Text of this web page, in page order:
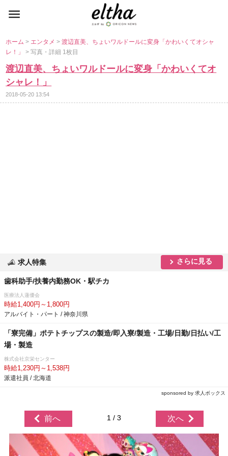
ホーム> エンタメ>渡辺直美、ちょいワルドールに変身「かわいくてオシャ
レ！」> 写真・詳細 1枚目
渡辺直美、ちょいワルドールに変身「かわいくてオ
シャレ！」
2018-05-20 13:54
求人特集 さらに見る
歯科助手/扶養内勤務OK・駅チカ
医療法人蓮優会
時給1,400円～1,800円
アルバイト・パート / 神奈川県
「寮完備」ポテトチップスの製造/即入寮/製造・工場/日勤/日払い/工
場・製造
株式会社京栄センター
時給1,230円～1,538円
派遣社員 / 北海道
sponsored by 求人ボックス
前へ 1 / 3 次へ